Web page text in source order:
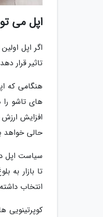
اپل می
اگر اپل
تاثیر قرار
هنگامی که
افزایش
حالی خواهد بود که تا آن
سیاست اپل
تا بازار به
انتخاب
کوپرتینویی